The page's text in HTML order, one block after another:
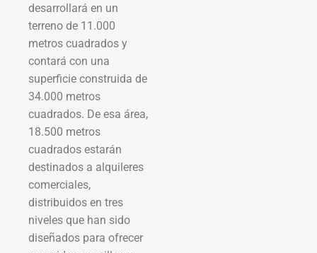
desarrollará en un
terreno de 11.000
metros cuadrados y
contará con una
superficie construida de
34.000 metros
cuadrados. De esa área,
18.500 metros
cuadrados estarán
destinados a alquileres
comerciales,
distribuidos en tres
niveles que han sido
diseñados para ofrecer